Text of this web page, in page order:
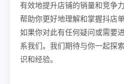
有效地提升店铺的销量和竞争
帮助你更好地理解和掌握抖店
如果你对此有任何疑问或需要
系我们。我们期待与你一起探
识和经验。